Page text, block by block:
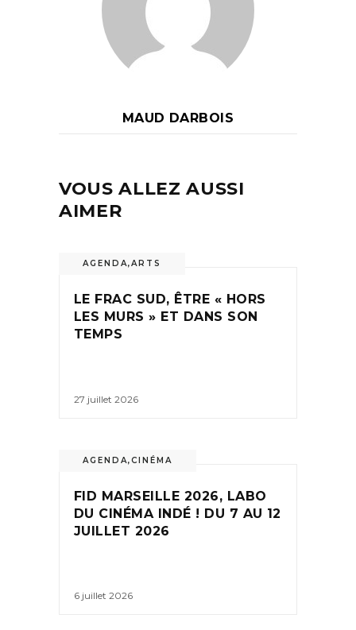
MAUD DARBOIS
VOUS ALLEZ AUSSI
AIMER
AGENDA,ARTS
LE FRAC SUD, ÊTRE « HORS
LES MURS » ET DANS SON
TEMPS
27 juillet 2026
AGENDA,CINÉMA
FID MARSEILLE 2026, LABO
DU CINÉMA INDÉ ! DU 7 AU 12
JUILLET 2026
6 juillet 2026